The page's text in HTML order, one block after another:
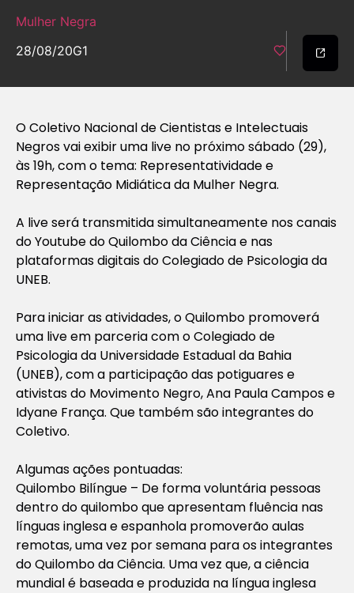
Mulher Negra
28/08/20G1
O Coletivo Nacional de Cientistas e Intelectuais
Negros vai exibir uma live no próximo sábado (29),
às 19h, com o tema: Representatividade e
Representação Midiática da Mulher Negra.
A live será transmitida simultaneamente nos canais
do Youtube do Quilombo da Ciência e nas
plataformas digitais do Colegiado de Psicologia da
UNEB.
Para iniciar as atividades, o Quilombo promoverá
uma live em parceria com o Colegiado de
Psicologia da Universidade Estadual da Bahia
(UNEB), com a participação das potiguares e
ativistas do Movimento Negro, Ana Paula Campos e
Idyane França. Que também são integrantes do
Coletivo.
Algumas ações pontuadas:
Quilombo Bilíngue – De forma voluntária pessoas
dentro do quilombo que apresentam fluência nas
línguas inglesa e espanhola promoverão aulas
remotas, uma vez por semana para os integrantes
do Quilombo da Ciência. Uma vez que, a ciência
mundial é baseada e produzida na língua inglesa